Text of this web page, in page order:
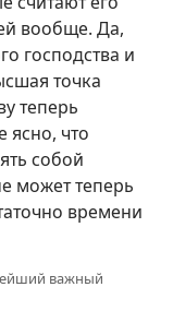
вообще. Да,
господства и
точка
теперь
ясно, что
собой
может теперь
времени
важный